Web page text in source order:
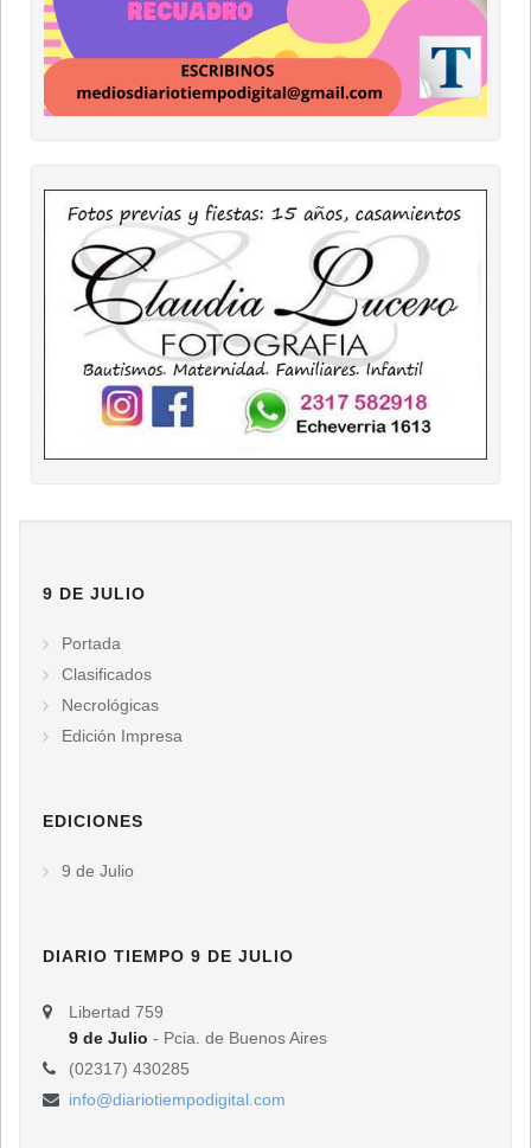
9 DE JULIO
Portada
Clasificados
Necrológicas
Edición Impresa
EDICIONES
9 de Julio
DIARIO TIEMPO 9 DE JULIO
Libertad 759
9 de Julio - Pcia. de Buenos Aires
(02317) 430285
info@diariotiempodigital.com